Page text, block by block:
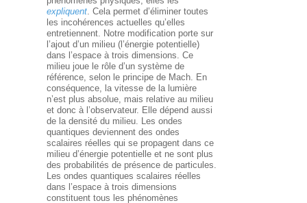
expliquent. Cela permet d’éliminer toutes
les incohérences actuelles qu’elles
entretiennent. Notre modification porte sur
l’ajout d’un milieu (l’énergie potentielle)
dans l’espace à trois dimensions. Ce
milieu joue le rôle d’un système de
référence, selon le principe de Mach. En
conséquence, la vitesse de la lumière
n’est plus absolue, mais relative au milieu
et donc à l’observateur. Elle dépend aussi
de la densité du milieu. Les ondes
quantiques deviennent des ondes
scalaires réelles qui se propagent dans ce
milieu d’énergie potentielle et ne sont plus
des probabilités de présence de particules.
Les ondes quantiques scalaires réelles
dans l’espace à trois dimensions
constituent tous les phénomènes